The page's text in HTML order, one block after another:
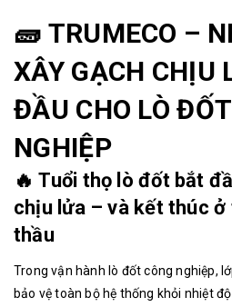
🧱 TRUMECO –
XÂY GẠCH CHỊU
ĐẦU CHO LÒ
NGHIỆP
🔥Tuổi thọ lò đốt bắt
chịu lửa – và kết thúc ở
thầu
Trong vận hành lò đốt công nghiệp,
bảo vệ toàn bộ hệ thống khỏi nhiệt độ